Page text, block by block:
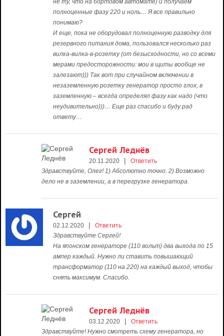
не ту, что на бортовом автомате) и получаем
полноценные фазу 220 и ноль… Я все правильно
понимаю?
И еще, пока не оборудовал полноценную разводку для
резервного питания дома, пользовался несколько раз
вилка-вилка-в-розетку (от безысходности, но со всеми
мерами предосторожности: мои в щиты вообще не
залезают))) Так вот при случайном включении в
незаземленную розетку генератор просто глох, в
заземленную – всегда определял фазу как надо (что
неудивительно)))… Еще раз спасибо и буду рад
ответу…
Сергей Леднёв
20.11.2020 |
Ответить
Здравствуйте, Олег! 1) Абсолютно точно. 2) Возможно
дело не в заземлении, а в перегрузке генератора.
Сергей
02.12.2020 |
Ответить
Здравствуйте Сергей!
На японском генераторе (110 вольт) два выхода по 15
ампер каждый. Нужно ли ставить повышающий
трансформатор (110 на 220) на каждый выход, чтобы
снять максимум. Спасибо.
Сергей Леднёв
03.12.2020 |
Ответить
Здравствуйте! Нужно смотреть схему генератора, но